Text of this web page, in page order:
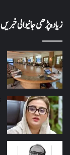
زیادہ پڑھی جانیوالی خبریں